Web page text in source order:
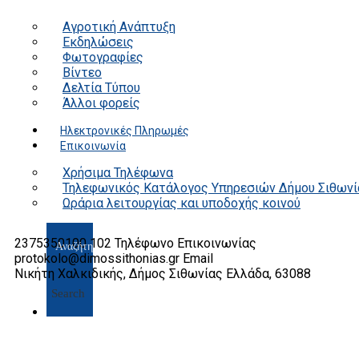
Αγροτική Ανάπτυξη
Εκδηλώσεις
Φωτογραφίες
Βίντεο
Δελτία Τύπου
Άλλοι φορείς
Ηλεκτρονικές Πληρωμές
Επικοινωνία
Χρήσιμα Τηλέφωνα
Τηλεφωνικός Κατάλογος Υπηρεσιών Δήμου
Ωράρια λειτουργίας και υποδοχής κοινού
Search
2375350100 102 Τηλέφωνο Επικοινωνίας
protokolo@dimossithonias.gr Email
Νικήτη Χαλκιδικής, Δήμος Σιθωνίας Ελλάδα, 63088